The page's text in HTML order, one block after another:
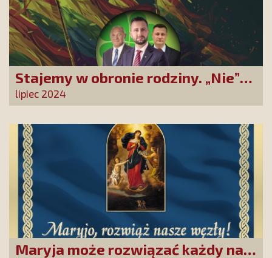
Stajemy w obronie rodziny. „Nie”
dla zrównania związków
partnerskich z rodzinami
lipiec 2024
Maryja może rozwiązać każdy nasz